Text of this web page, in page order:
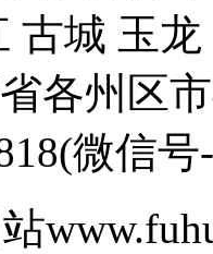
古城 玉
各州区
微信